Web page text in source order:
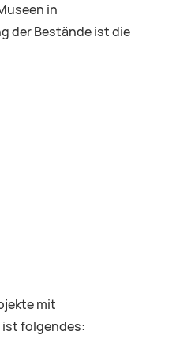
in
der Bestände ist die
mit
ist folgendes: